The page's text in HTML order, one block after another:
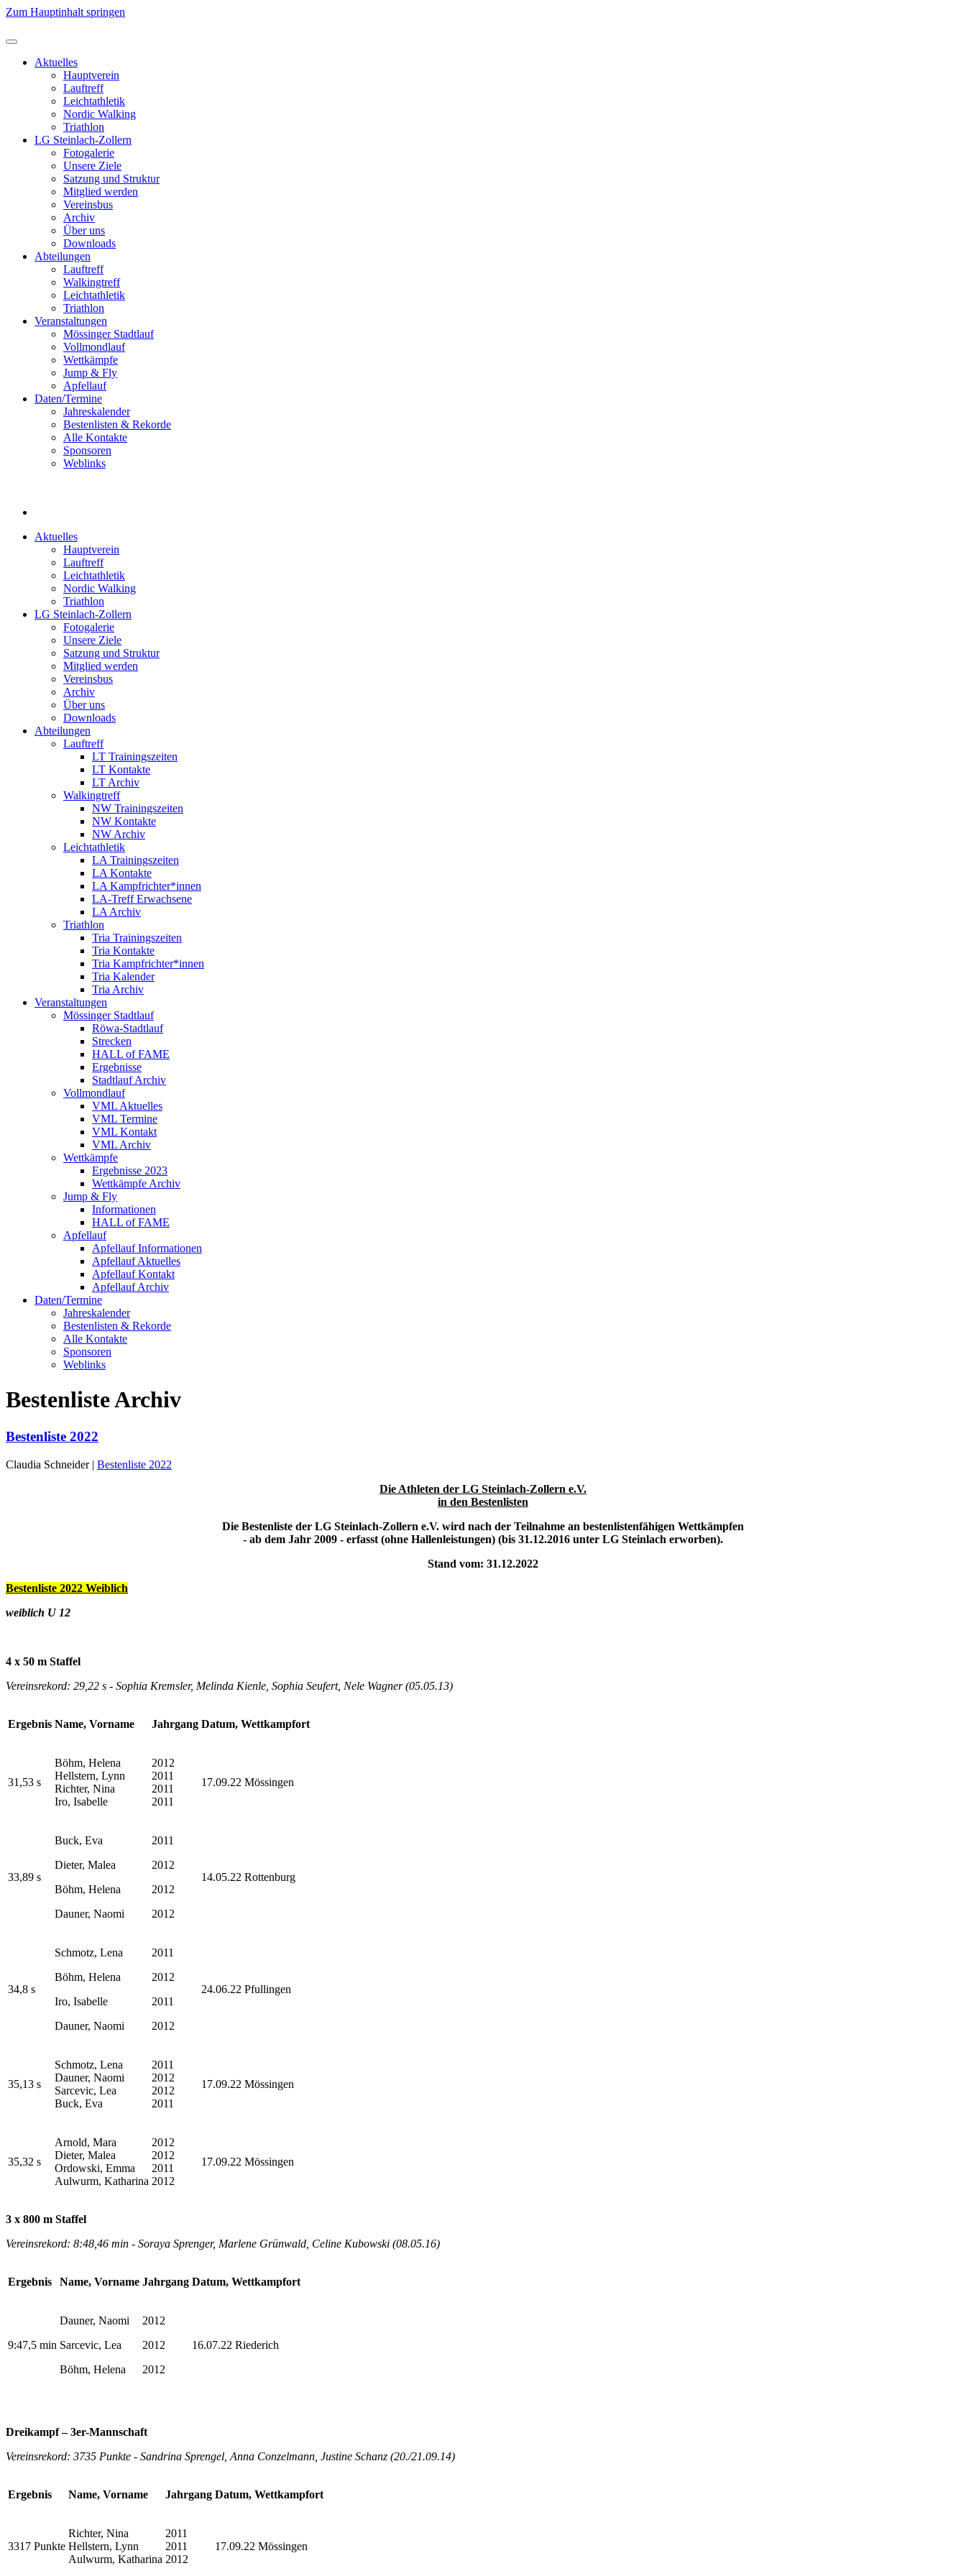
Zum Hauptinhalt springen
Aktuelles
Hauptverein
Lauftreff
Leichtathletik
Nordic Walking
Triathlon
LG Steinlach-Zollern
Fotogalerie
Unsere Ziele
Satzung und Struktur
Mitglied werden
Vereinsbus
Archiv
Über uns
Downloads
Abteilungen
Lauftreff
Walkingtreff
Leichtathletik
Triathlon
Veranstaltungen
Mössinger Stadtlauf
Vollmondlauf
Wettkämpfe
Jump & Fly
Apfellauf
Daten/Termine
Jahreskalender
Bestenlisten & Rekorde
Alle Kontakte
Sponsoren
Weblinks
Aktuelles
Hauptverein
Lauftreff
Leichtathletik
Nordic Walking
Triathlon
LG Steinlach-Zollern
Fotogalerie
Unsere Ziele
Satzung und Struktur
Mitglied werden
Vereinsbus
Archiv
Über uns
Downloads
Abteilungen
Lauftreff
LT Trainingszeiten
LT Kontakte
LT Archiv
Walkingtreff
NW Trainingszeiten
NW Kontakte
NW Archiv
Leichtathletik
LA Trainingszeiten
LA Kontakte
LA Kampfrichter*innen
LA-Treff Erwachsene
LA Archiv
Triathlon
Tria Trainingszeiten
Tria Kontakte
Tria Kampfrichter*innen
Tria Kalender
Tria Archiv
Veranstaltungen
Mössinger Stadtlauf
Röwa-Stadtlauf
Strecken
HALL of FAME
Ergebnisse
Stadtlauf Archiv
Vollmondlauf
VML Aktuelles
VML Termine
VML Kontakt
VML Archiv
Wettkämpfe
Ergebnisse 2023
Wettkämpfe Archiv
Jump & Fly
Informationen
HALL of FAME
Apfellauf
Apfellauf Informationen
Apfellauf Aktuelles
Apfellauf Kontakt
Apfellauf Archiv
Daten/Termine
Jahreskalender
Bestenlisten & Rekorde
Alle Kontakte
Sponsoren
Weblinks
Bestenliste Archiv
Bestenliste 2022
Claudia Schneider | Bestenliste 2022
Die Athleten der LG Steinlach-Zollern e.V.
in den Bestenlisten
Die Bestenliste der LG Steinlach-Zollern e.V. wird nach der Teilnahme an bestenlistenfähigen Wettkämpfen
- ab dem Jahr 2009 - erfasst (ohne Hallenleistungen) (bis 31.12.2016 unter LG Steinlach erworben).
Stand vom: 31.12.2022
Bestenliste 2022 Weiblich
weiblich U 12
4 x 50 m Staffel
Vereinsrekord: 29,22 s - Sophia Kremsler, Melinda Kienle, Sophia Seufert, Nele Wagner (05.05.13)
Ergebnis Name, Vorname Jahrgang Datum, Wettkampfort
31,53 s
Böhm, Helena
Hellstern, Lynn
Richter, Nina
Iro, Isabelle
2012
2011
2011
2011
17.09.22 Mössingen
33,89 s
Buck, Eva
Dieter, Malea
Böhm, Helena
Dauner, Naomi
2011
2012
2012
2012
14.05.22 Rottenburg
34,8 s
Schmotz, Lena
Böhm, Helena
Iro, Isabelle
Dauner, Naomi
2011
2012
2011
2012
24.06.22 Pfullingen
35,13 s
Schmotz, Lena
Dauner, Naomi
Sarcevic, Lea
Buck, Eva
2011
2012
2012
2011
17.09.22 Mössingen
35,32 s
Arnold, Mara
Dieter, Malea
Ordowski, Emma
Aulwurm, Katharina
2012
2012
2011
2012
17.09.22 Mössingen
3 x 800 m Staffel
Vereinsrekord: 8:48,46 min - Soraya Sprenger, Marlene Grünwald, Celine Kubowski (08.05.16)
Ergebnis Name, Vorname Jahrgang Datum, Wettkampfort
9:47,5 min
Dauner, Naomi
Sarcevic, Lea
Böhm, Helena
2012
2012
2012
16.07.22 Riederich
Dreikampf – 3er-Mannschaft
Vereinsrekord: 3735 Punkte - Sandrina Sprengel, Anna Conzelmann, Justine Schanz (20./21.09.14)
Ergebnis Name, Vorname Jahrgang Datum, Wettkampfort
3317 Punkte
Richter, Nina
Hellstern, Lynn
Aulwurm, Katharina
2011
2011
2012
17.09.22 Mössingen